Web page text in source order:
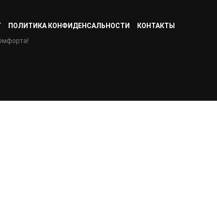
ПОЛИТИКА КОНФИДЕНСАЛЬНОСТИ
КОНТАКТЫ